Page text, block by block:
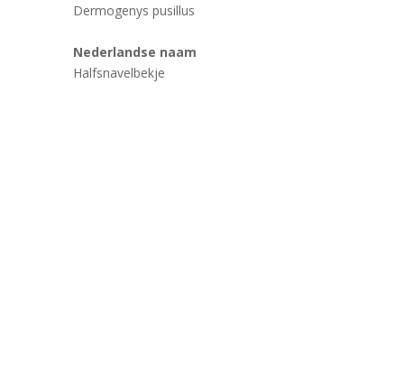
Dermogenys pusillus
Nederlandse naam
Halfsnavelbekje